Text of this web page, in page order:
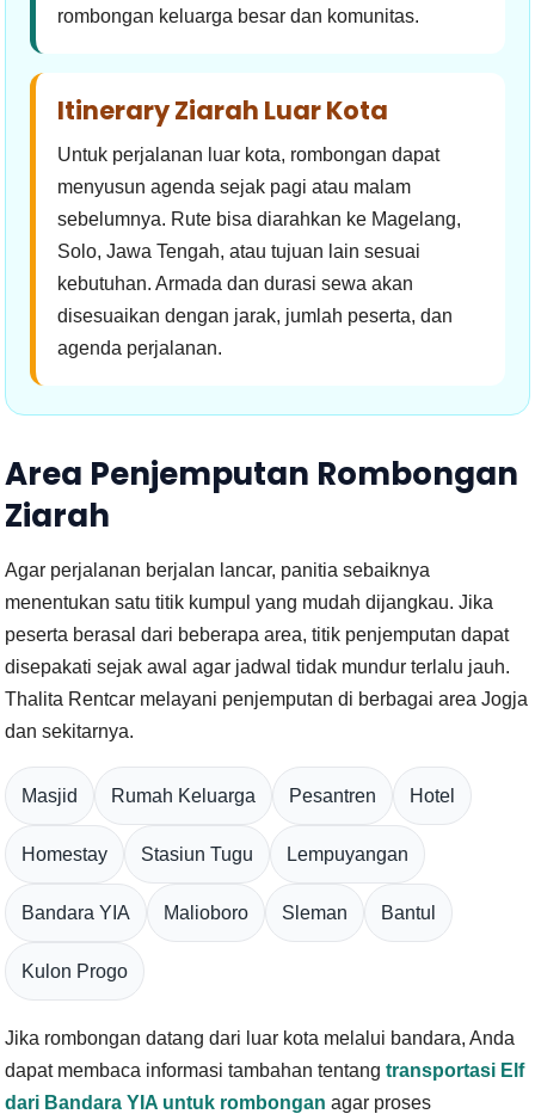
rombongan keluarga besar dan komunitas.
Itinerary Ziarah Luar Kota
Untuk perjalanan luar kota, rombongan dapat
menyusun agenda sejak pagi atau malam
sebelumnya. Rute bisa diarahkan ke Magelang,
Solo, Jawa Tengah, atau tujuan lain sesuai
kebutuhan. Armada dan durasi sewa akan
disesuaikan dengan jarak, jumlah peserta, dan
agenda perjalanan.
Area Penjemputan Rombongan
Ziarah
Agar perjalanan berjalan lancar, panitia sebaiknya
menentukan satu titik kumpul yang mudah dijangkau. Jika
peserta berasal dari beberapa area, titik penjemputan dapat
disepakati sejak awal agar jadwal tidak mundur terlalu jauh.
Thalita Rentcar melayani penjemputan di berbagai area Jogja
dan sekitarnya.
Masjid Rumah Keluarga Pesantren Hotel
Homestay Stasiun Tugu Lempuyangan
Bandara YIA Malioboro Sleman Bantul
Kulon Progo
Jika rombongan datang dari luar kota melalui bandara, Anda
dapat membaca informasi tambahan tentangtransportasi Elf
dari Bandara YIA untuk rombongan agar proses